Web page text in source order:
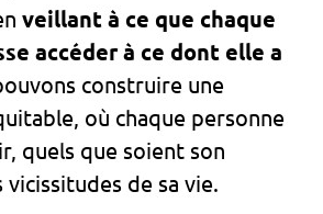
veillant à ce que chaque
accéder à ce dont elle a
construire une
où chaque personne
quels que soient son
de sa vie.